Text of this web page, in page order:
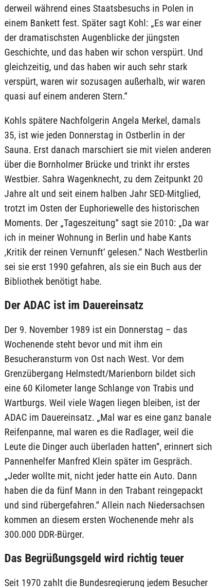
derweil während eines Staatsbesuchs in Polen in
einem Bankett fest. Später sagt Kohl: „Es war einer
der dramatischsten Augenblicke der jüngsten
Geschichte, und das haben wir schon verspürt. Und
gleichzeitig, und das haben wir auch sehr stark
verspürt, waren wir sozusagen außerhalb, wir waren
quasi auf einem anderen Stern.“
Kohls spätere Nachfolgerin Angela Merkel, damals
35, ist wie jeden Donnerstag in Ostberlin in der
Sauna. Erst danach marschiert sie mit vielen anderen
über die Bornholmer Brücke und trinkt ihr erstes
Westbier. Sahra Wagenknecht, zu dem Zeitpunkt 20
Jahre alt und seit einem halben Jahr SED-Mitglied,
trotzt im Osten der Euphoriewelle des historischen
Moments. Der „Tageszeitung“ sagt sie 2010: „Da war
ich in meiner Wohnung in Berlin und habe Kants
‚Kritik der reinen Vernunft‘ gelesen.“ Nach Westberlin
sei sie erst 1990 gefahren, als sie ein Buch aus der
Bibliothek benötigt habe.
Der ADAC ist im Dauereinsatz
Der 9. November 1989 ist ein Donnerstag – das
Wochenende steht bevor und mit ihm ein
Besucheransturm von Ost nach West. Vor dem
Grenzübergang Helmstedt/Marienborn bildet sich
eine 60 Kilometer lange Schlange von Trabis und
Wartburgs. Weil viele Wagen liegen bleiben, ist der
ADAC im Dauereinsatz. „Mal war es eine ganz banale
Reifenpanne, mal waren es die Radlager, weil die
Leute die Dinger auch überladen hatten“, erinnert sich
Pannenhelfer Manfred Klein später im Gespräch.
„Jeder wollte mit, nicht jeder hatte ein Auto. Dann
haben die da fünf Mann in den Trabant reingepackt
und sind rübergefahren.“ Allein nach Niedersachsen
kommen an diesem ersten Wochenende mehr als
300.000 DDR-Bürger.
Das Begrüßungsgeld wird richtig teuer
Seit 1970 zahlt die Bundesregierung jedem Besucher